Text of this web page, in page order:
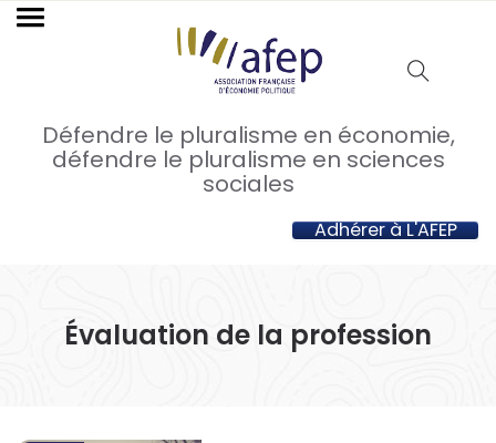
Défendre le pluralisme en économie,
défendre le pluralisme en sciences
sociales
Adhérer à L'AFEP
Évaluation de la profession